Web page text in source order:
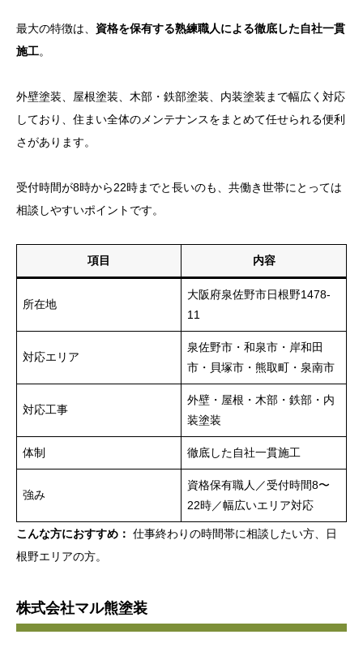
最大の特徴は、 資格を保有する熟練職人による徹底した自社一貫
施工。
外壁塗装、屋根塗装、木部・鉄部塗装、内装塗装まで幅広く対応
しており、住まい全体のメンテナンスをまとめて任せられる便利
さがあります。
受付時間が8時から22時までと長いのも、共働き世帯にとっては
相談しやすいポイントです。
項目 内容
所在地
大阪府泉佐野市日根野1478-
11
対応エリア
泉佐野市・和泉市・岸和田
市・貝塚市・熊取町・泉南市
対応工事
外壁・屋根・木部・鉄部・内
装塗装
体制 徹底した自社一貫施工
強み
資格保有職人／受付時間8〜
22時／幅広いエリア対応
こんな方におすすめ： 仕事終わりの時間帯に相談したい方、日
根野エリアの方。
株式会社マル熊塗装